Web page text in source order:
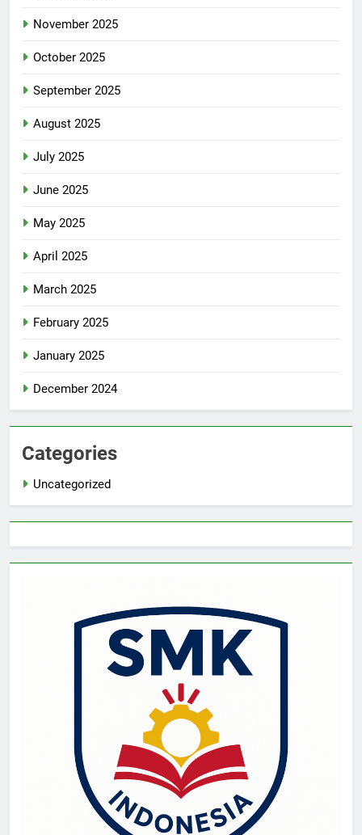
November 2025
October 2025
September 2025
August 2025
July 2025
June 2025
May 2025
April 2025
March 2025
February 2025
January 2025
December 2024
Categories
Uncategorized